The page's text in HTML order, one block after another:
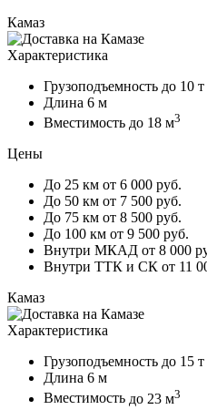
Камаз
Характеристика
Грузоподъемность до 10 т
Длина 6 м
Вместимость до 18 м3
Цены
До 25 км от 6 000 руб.
До 50 км от 7 500 руб.
До 75 км от 8 500 руб.
До 100 км от 9 500 руб.
Внутри МКАД от 8 000
Внутри ТТК и СК от 11
Камаз
Характеристика
Грузоподъемность до 15 т
Длина 6 м
Вместимость до 23 м3